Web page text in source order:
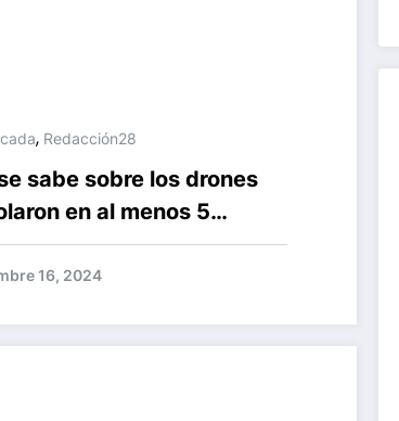
, Redacción28
sabe sobre los drones
en al menos 5
de Estados Unidos?
16, 2024